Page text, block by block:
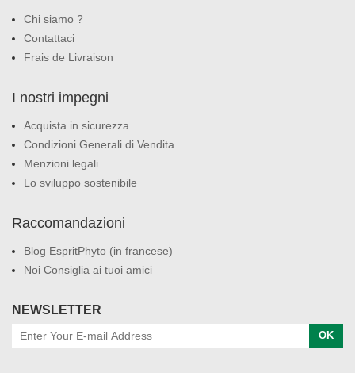
Chi siamo ?
Contattaci
Frais de Livraison
I nostri impegni
Acquista in sicurezza
Condizioni Generali di Vendita
Menzioni legali
Lo sviluppo sostenibile
Raccomandazioni
Blog EspritPhyto (in francese)
Noi Consiglia ai tuoi amici
NEWSLETTER
OK